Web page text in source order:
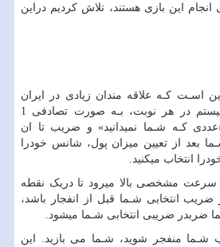
این بازی هستند، تلاش کردیم دراین
اسـت کـه علاقه مندان زیادی در ایران
دارد. در بازی انفجار، سیستم در هر نوبت، بـه صورت تصادفی 1
کـه شـما نمیدانید» و ضریب تا ان
بعد از تعیین میزان پول، شانس خودرا
انتخاب میکنید.
سرعت مشخصی بالا میرود تا دریک نقطه
انتخابی شـما قبل از انفجار باشد،
ضربدر ضریبی انتخابی شـما میشود.
شـما منفجر شوید، شـما می بازید. این